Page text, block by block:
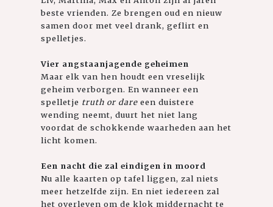
beste vrienden. Ze brengen oud en nieuw
samen door met veel drank, geflirt en
spelletjes.
Vier angstaanjagende geheimen
Maar elk van hen houdt een vreselijk
geheim verborgen. En wanneer een
spelletje truth or dare een duistere
wending neemt, duurt het niet lang
voordat de schokkende waarheden aan het
licht komen.
Een nacht die zal eindigen in moord
Nu alle kaarten op tafel liggen, zal niets
meer hetzelfde zijn. En niet iedereen zal
het overleven om de klok middernacht te